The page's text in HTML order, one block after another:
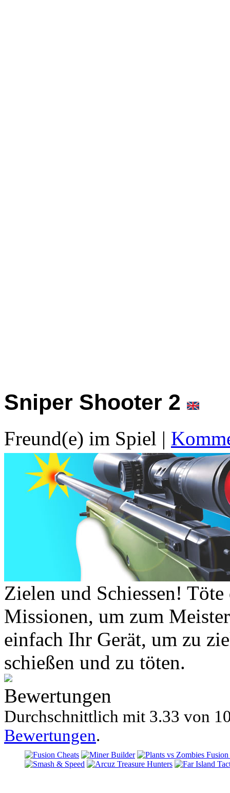
Sniper Shooter 2
Freund(e) im Spiel |
Zielen und Schiessen!
Missionen, um zum
einfach Ihr Gerät, um zu
schießen und zu töten.
Bewertungen
Durchschnittlich mit 3.33 von
Bewertungen.